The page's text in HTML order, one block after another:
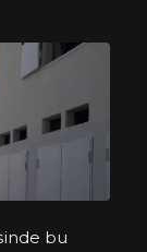
bu